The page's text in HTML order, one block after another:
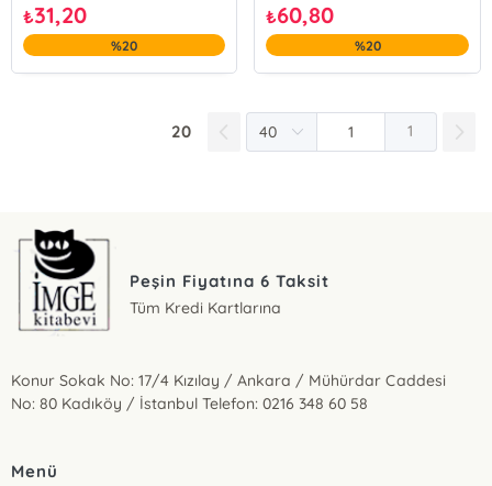
₺31,20
%20
₺60,80
%20
20 1
Peşin Fiyatına 6 Taksit
Tüm Kredi Kartlarına
Konur Sokak No: 17/4 Kızılay / Ankara / Mühürdar Caddesi
No: 80 Kadıköy / İstanbul Telefon: 0216 348 60 58
Menü